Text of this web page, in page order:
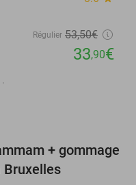
Régulier 53,50€
33,90€
37%
+ gommage
Bruxelles